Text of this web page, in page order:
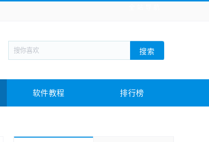
新闻阅读 旅游出行 生活实用
战棋游戏 枪战射击 模拟经营
育教学 游戏娱乐 系统软件 素材下载
搜索
软件教程 排行榜